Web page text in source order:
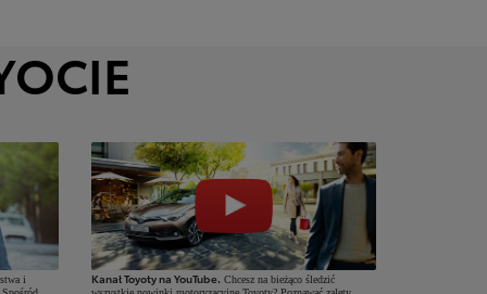
i
Kanał Toyoty na YouTube. Chcesz na bieżąco śledzić